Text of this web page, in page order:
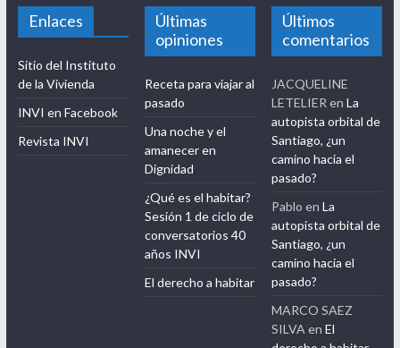
Enlaces
Sitio del Instituto
de la Vivienda
INVI en Facebook
Revista INVI
Últimas
opiniones
Receta para viajar al
pasado
Una noche y el
amanecer en
Dignidad
¿Qué es el habitar?
Sesión 1 de ciclo de
conversatorios 40
años INVI
El derecho a habitar
Últimos
comentarios
JACQUELINE
LETELIER enLa
autopista orbital de
Santiago, ¿un
camino hacia el
pasado?
Pablo enLa
autopista orbital de
Santiago, ¿un
camino hacia el
pasado?
MARCO SAEZ
SILVA enEl